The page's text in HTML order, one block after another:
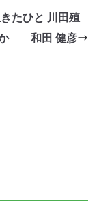
たひと 川田殖
か 和田 健彦